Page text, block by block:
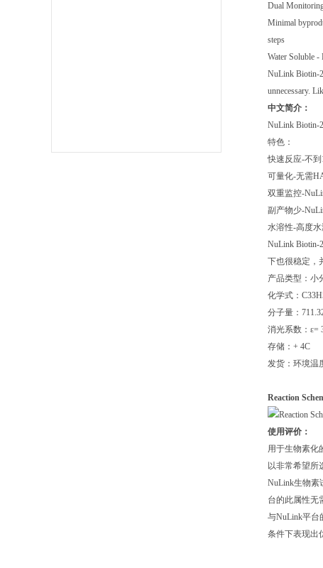
Dual
Minimal
steps
Water Soluble
NuLink Biotin-
unnecessary.
中文简介：
NuLink Biotin-
特色：
快速反应-不
可量化-无需
双重监控-
副产物少-
水溶性-高度水
NuLink Biotin-
下也很稳定，
产品类型：小
化学式：
分子量：
消光系数：ε=
存储：+ 4C
发货：环境温
Reaction
使用评价：
用于生物素化
以非常希望所
NuLink生物素
台的此属性无
与NuLink平台
条件下表现出